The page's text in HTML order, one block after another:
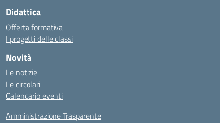
Didattica
Offerta formativa
I progetti delle classi
Novità
Le notizie
Le circolari
Calendario eventi
Amministrazione Trasparente